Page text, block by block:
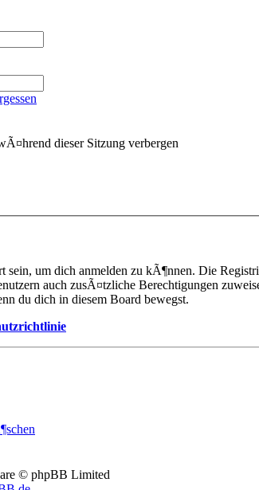
dieser Sitzung verbergen
sein, um dich anmelden zu kÃ¶nnen. Die
auch zusÃ¤tzliche Berechtigungen
du dich in diesem Board bewegst.
© phpBB Limited